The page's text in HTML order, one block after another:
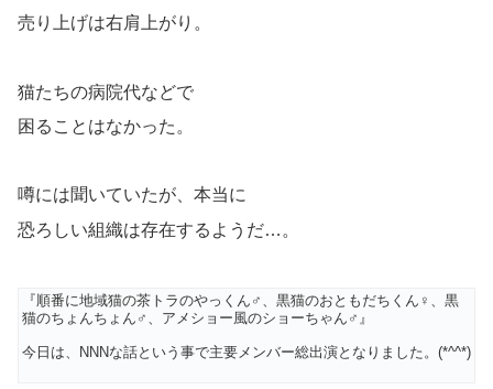
売り上げは右肩上がり。
猫たちの病院代などで
困ることはなかった。
噂には聞いていたが、本当に
恐ろしい組織は存在するようだ…。
『順番に地域猫の茶トラのやっくん♂、黒猫のおともだちくん♀、黒
猫のちょんちょん♂、アメショー風のショーちゃん♂』
今日は、NNNな話という事で主要メンバー総出演となりました。(*^^*)